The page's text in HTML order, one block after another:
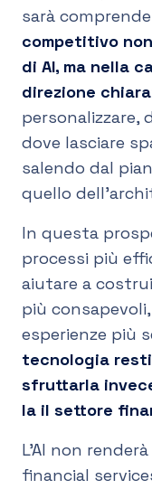
sarà
competitivo
di AI, ma nella
direzione chiara
personalizzare,
dove lasciare
salendo dal
quello
In questa
processi più
aiutare a
più
esperienze più
tecnologia
sfruttarla
la il settore
L’AI non
financial